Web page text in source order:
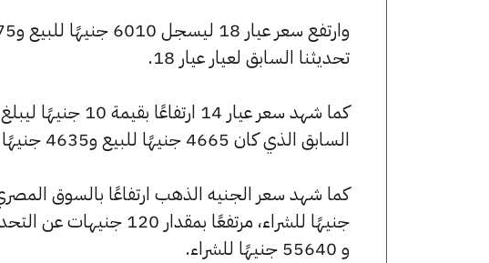
تحديثنا السابق لعيار عيار 18.
السابق الذي كان 4665 جنيهًا للبيع و4635 جنيهًا للشراء.
و 55640 جنيهًا للشراء.